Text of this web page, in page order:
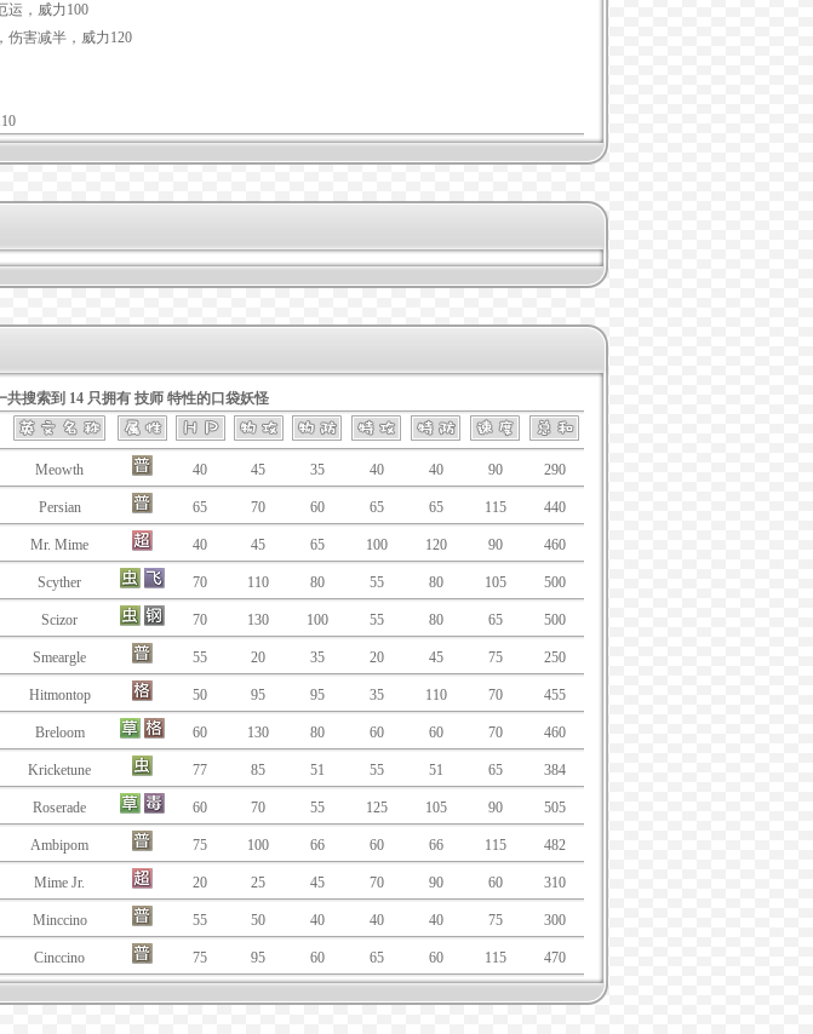
运 ，威力100
，伤害减半，威力120
共搜索到 14 只拥有 技师 特性的口袋妖怪
Meowth 40 45 35 40 40 90 290
Persian 65 70 60 65 65 115 440
Mr. Mime 40 45 65 100 120 90 460
Scyther 70 110 80 55 80 105 500
Scizor 70 130 100 55 80 65 500
Smeargle 55 20 35 20 45 75 250
Hitmontop 50 95 95 35 110 70 455
Breloom 60 130 80 60 60 70 460
Kricketune 77 85 51 55 51 65 384
Roserade 60 70 55 125 105 90 505
Ambipom 75 100 66 60 66 115 482
Mime Jr. 20 25 45 70 90 60 310
Minccino 55 50 40 40 40 75 300
Cinccino 75 95 60 65 60 115 470